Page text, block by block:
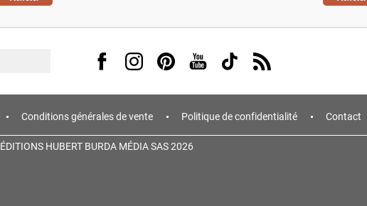
Visit us on Facebook
Visit us on Instagram
Visit us on Pinterest
Visit us on Youtube
Visit us on Tiktok
Visit us on Rss
Conditions générales de vente Politique de confidentialité Contact
ÉDITIONS HUBERT BURDA MÉDIA SAS 2026